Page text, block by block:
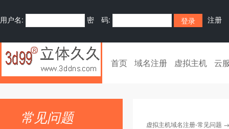
用户名: 密 码: 注册
首页 域名注册 虚拟主机 云
常见问题 虚拟主机域名注册-常见问题